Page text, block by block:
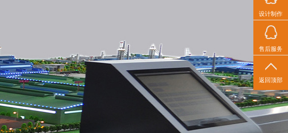
设计制作
售后服务
返回顶部